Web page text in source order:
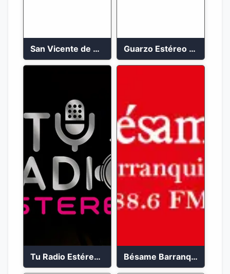
San Vicente de Chucuri 91.2 FM Guarzo Estéreo 24/7
Tu Radio Estéreo 24/7 Bésame Barranquilla en vivo 88.6 FM